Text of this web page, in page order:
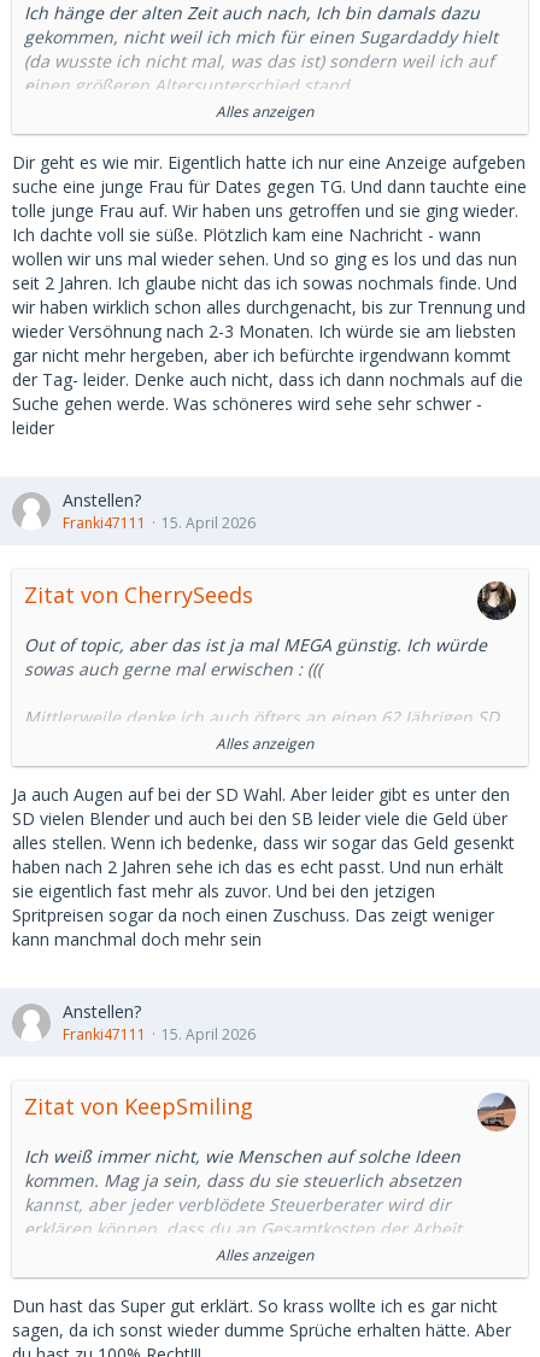
Ich hänge der alten Zeit auch nach, Ich bin damals dazu
gekommen, nicht weil ich mich für einen Sugardaddy hielt
(da wusste ich nicht mal, was das ist) sondern weil ich auf
einen größeren Altersunterschied stand.
Und zu der Zeit gab es ziemlich viele junge Ladies, die
diesen Age-Gap auch bevorzugt haben.
Auch ich habe nicht mit großen Beträgen um mich
geschmissen. Auch, weil ich damit die zu sehr geldfixierten
Damen von mir fernhalten wollte. Mir ging es vornehmlich
um eine persönliche Ebene und auch ich wollte was
"echtes".
Nun, die Zeiten haben sich wohl tatsächlich geändert. Es
hat sich rumgesprochen, dass man damit Geld machen
kann und so kamen immer mehr junge (und dann auch
ältere) Frauen auf MSD und Co.
Der Reiz des Besonderen ging damit verloren. Die Echtheit
ebenso.
Das kann man vermutlich auch nicht zurückholen. Somit
ein Ablaufdatum. Ob mehrere Wochen oder Jahre -
irgendwann war oder ist es vorbei.
Dann wird eben nur ein Teil dessen befriedigt, was man
Alles Jammerschade aber der natürliche Lauf der Welt, Was
sich kommerzialisieren lässt wird auch diesen Weg
einschlagen.
Alles anzeigen
Dir geht es wie mir. Eigentlich hatte ich nur eine Anzeige aufgeben
suche eine junge Frau für Dates gegen TG. Und dann tauchte eine
tolle junge Frau auf. Wir haben uns getroffen und sie ging wieder.
Ich dachte voll sie süße. Plötzlich kam eine Nachricht - wann
wollen wir uns mal wieder sehen. Und so ging es los und das nun
seit 2 Jahren. Ich glaube nicht das ich sowas nochmals finde. Und
wir haben wirklich schon alles durchgenacht, bis zur Trennung und
wieder Versöhnung nach 2-3 Monaten. Ich würde sie am liebsten
gar nicht mehr hergeben, aber ich befürchte irgendwann kommt
der Tag- leider. Denke auch nicht, dass ich dann nochmals auf die
Suche gehen werde. Was schöneres wird sehe sehr schwer -
leider
Anstellen?
Franki47111 15. April 2026
Zitat von CherrySeeds
Out of topic, aber das ist ja mal MEGA günstig. Ich würde
sowas auch gerne mal erwischen : (((
Mittlerweile denke ich auch öfters an einen 62 Jährigen SD
der mir letzten Monat das Angebot gemacht hat einmal
mein Auto vollzutanken + extra. Aber das was er zurück
möchte wird es defintiv nicht Wert sein, ich bin ja keine
Spielzeug Puppe.
_____
Sonst sind das alles Punkte in deinem Argument über die
ich noch gar nicht nachgedacht habe.
"Festanstellung" anbieten würden wenn man sich gut
versteht.
Alles anzeigen
Ja auch Augen auf bei der SD Wahl. Aber leider gibt es unter den
SD vielen Blender und auch bei den SB leider viele die Geld über
alles stellen. Wenn ich bedenke, dass wir sogar das Geld gesenkt
haben nach 2 Jahren sehe ich das es echt passt. Und nun erhält
sie eigentlich fast mehr als zuvor. Und bei den jetzigen
Spritpreisen sogar da noch einen Zuschuss. Das zeigt weniger
kann manchmal doch mehr sein
Anstellen?
Franki47111 15. April 2026
Zitat von KeepSmiling
Ich weiß immer nicht, wie Menschen auf solche Ideen
kommen. Mag ja sein, dass du sie steuerlich absetzen
kannst, aber jeder verblödete Steuerberater wird dir
erklären können, dass du an Gesamtkosten der Arbeit
(Lohnsteuer, Kranken- und Rentenversicherung (auch
Arbeitgeberanteil), Arbeitslosenversicherung, 45 bis 55
Prozent an Gesamtkosten der Arbeit abführen
mußt. Dazu kommen Betriebsinterne Kosten, Verwaltung,
Buchhaltung und ein zumindest pro Forma Arbeitsplatz.
Alles anzeigen
Dun hast das Super gut erklärt. So krass wollte ich es gar nicht
sagen, da ich sonst wieder dumme Sprüche erhalten hätte. Aber